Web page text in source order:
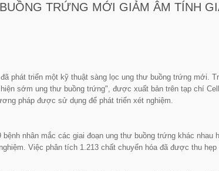
TRỨNG MỚI GIẢM ÂM TÍNH
phát triển một kỹ thuật sàng lọc ung thư buồng trứng mới.
sớm ung thư buồng trứng", được xuất bản trên tạp chí
pháp được sử dụng để phát triển xét nghiệm.
nhân mắc các giai đoạn ung thư buồng trứng khác nhau
Việc phân tích 1.213 chất chuyển hóa đã được thu